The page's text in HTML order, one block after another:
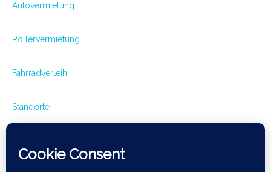
Autovermietung
Rollervermietung
Fahrradverleih
Standorte